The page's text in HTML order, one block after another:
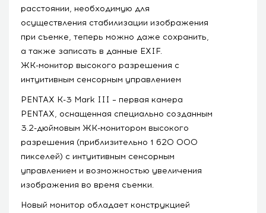
расстоянии, необходимую для
осуществления стабилизации изображения
при съемке, теперь можно даже сохранить,
а также записать в данные EXIF.
ЖК-монитор высокого разрешения с
интуитивным cенсорным управлением
PENTAX K-3 Mark III – первая камера
PENTAX, оснащенная специально созданным
3.2-дюймовым ЖК-монитором высокого
разрешения (приблизительно 1 620 000
пикселей) с интуитивным сенсорным
управлением и возможностью увеличения
изображения во время съемки.
Новый монитор обладает конструкцией